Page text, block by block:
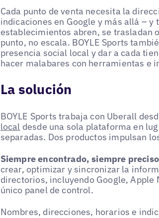
Cada punto de venta necesita la
indicaciones en Google y más allá –
establecimientos abren, se trasladan
punto, no escala. BOYLE Sports
presencia social local y dar a cada
hacer malabares con herramientas e
La solución
BOYLE Sports trabaja con Uberall
local desde una sola plataforma en
separadas. Dos productos impulsan
Siempre encontrado, siempre
crear, optimizar y sincronizar la
directorios, incluyendo Google, Apple
único panel de control.
Nombres, direcciones, horarios e